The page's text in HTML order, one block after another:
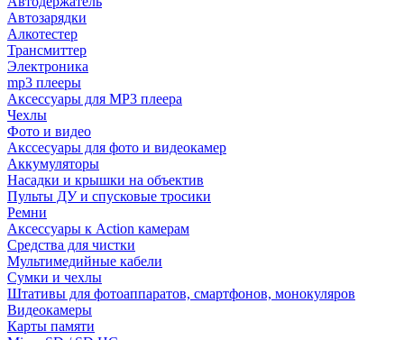
Автозарядки
Алкотестер
Трансмиттер
Электроника
mp3 плееры
Аксессуары для MP3 плеера
Чехлы
Фото и видео
Акссесуары для фото и видеокамер
Аккумуляторы
Насадки и крышки на объектив
Пульты ДУ и спусковые тросики
Ремни
Аксессуары к Action камерам
Средства для чистки
Мультимедийные кабели
Сумки и чехлы
Штативы для фотоаппаратов, смартфонов, монокуляров
Видеокамеры
Карты памяти